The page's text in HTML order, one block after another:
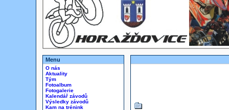
Menu
O nás
Aktuality
Tým
Fotoalbum
Fotogalerie
Kalendář závodů
Výsledky závodů
Kam na trénink